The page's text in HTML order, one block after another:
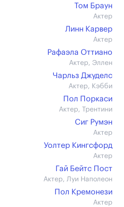
Том Браун
Актер
Линн Карвер
Актер
Рафаэла Оттиано
Актер, Эллен
Чарльз Джуделс
Актер, Кэбби
Пол Поркаси
Актер, Трентини
Сиг Румэн
Актер
Уолтер Кингсфорд
Актер
Гай Бейтс Пост
Актер, Луи Наполеон
Пол Кремонези
Актер